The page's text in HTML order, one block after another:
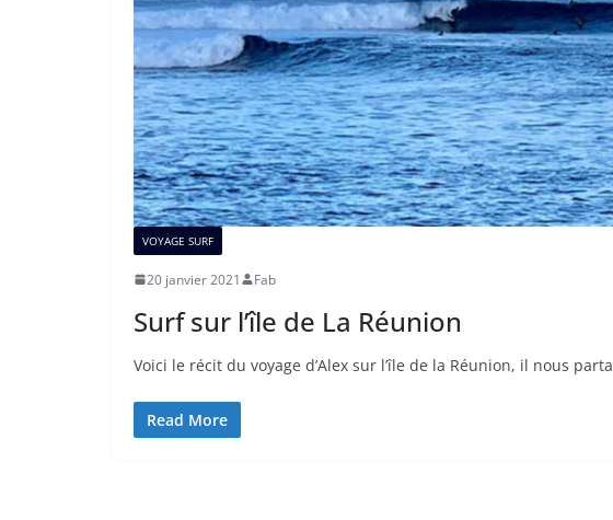
VOYAGE SURF
20 janvier 2021 Fab
Surf sur l’île de La Réunion
Voici le récit du voyage d’Alex sur l’île de la Réunion, il nous
Read More